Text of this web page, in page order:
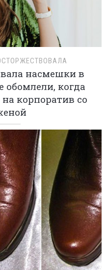
насмешки в
обомлели, когда
корпоратив со